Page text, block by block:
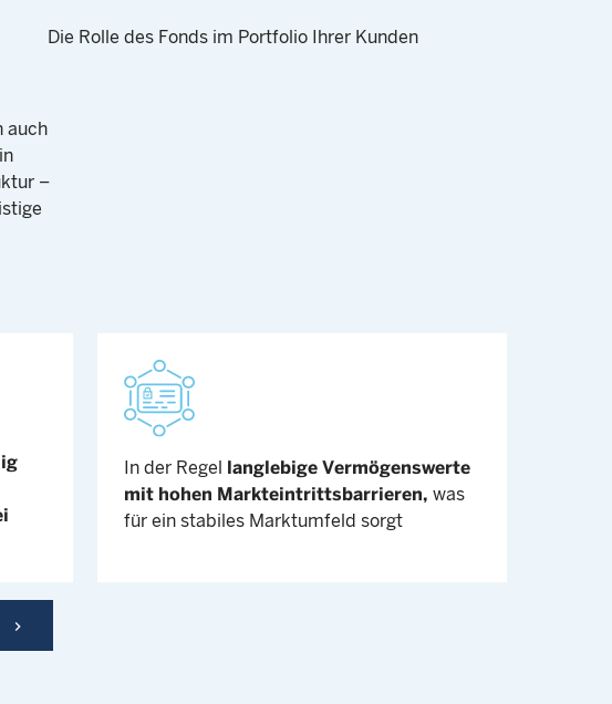
Die Rolle des Fonds im Portfolio Ihrer Kunden
auch
–
In der Regel langlebige Vermögenswerte
mit hohen Markteintrittsbarrieren, was
für ein stabiles Marktumfeld sorgt
chevron_right